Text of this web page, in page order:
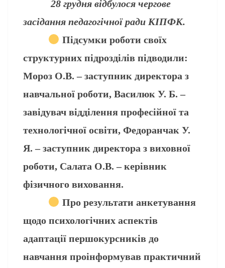
28 грудня відбулося чергове
засідання педагогічної ради КІПФК.
Підсумки роботи своїх
структурних підрозділів підводили:
Мороз О.В. – заступник директора з
навчальної роботи, Василюк У. Б. –
завідувач відділення професійної та
технологічної освіти, Федоранчак У.
Я. – заступник директора з виховної
роботи, Салата О.В. – керівник
фізичного виховання.
Про результати анкетування
щодо психологічних аспектів
адаптації першокурсників до
навчання проінформував практичний